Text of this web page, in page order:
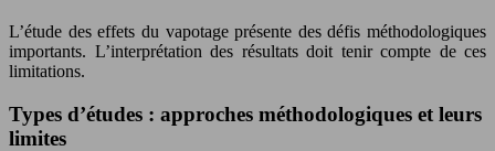
L’étude des effets du vapotage présente des défis méthodologiques
importants. L’interprétation des résultats doit tenir compte de ces
limitations.
Types d’études : approches méthodologiques et leurs
limites